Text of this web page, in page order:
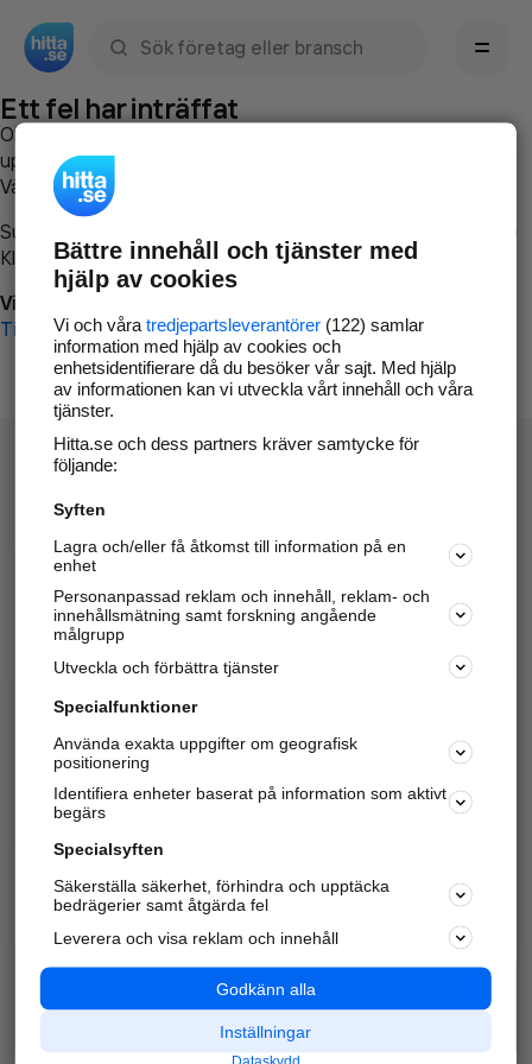
Ett fel har inträffat
Om du vill kan du
uppstod så att vi lättare och snabbare kan avhjälpa det.
Vänligen försök med följande:
Surfa till
Klicka påTillbaka-knappen i webbläsaren och försök igen
Vi beklagar besväret!
Till startsidan
Hitta.se - Gratis nummerupplysning.
Sök företag, personer och platser.
Hitta telefonnummer, adresser, företagsinfo mm.
Marknadsför företaget
Kom igång och annonsera mot
samarbetspartners nära dig.
Alla kategorier
Populära sökningar
API & Kartor
Annonsera
Integritet
Nödnummer
Bättre innehåll och tjänster med
hjälp av cookies
Vi och våra tredjepartsleverantörer(122) samlar
information med hjälp av cookies och
enhetsidentifierare då du besöker vår sajt. Med hjälp
av informationen kan vi utveckla vårt innehåll och våra
tjänster.
Hitta.se och dess partners kräver samtycke för
följande:
Syften
Lagra och/eller få åtkomst till information på en
enhet
Personanpassad reklam och innehåll, reklam- och
innehållsmätning samt forskning angående
målgrupp
Utveckla och förbättra tjänster
Specialfunktioner
Använda exakta uppgifter om geografisk
positionering
Identifiera enheter baserat på information som aktivt
begärs
Specialsyften
Säkerställa säkerhet, förhindra och upptäcka
bedrägerier samt åtgärda fel
Leverera och visa reklam och innehåll
Godkänn alla
Inställningar
Dataskydd